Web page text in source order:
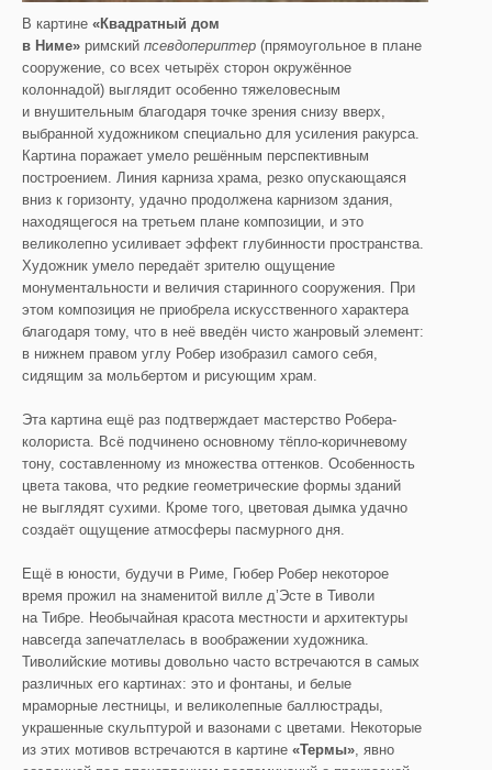
В картине «Квадратный дом
в Ниме» римский псевдопериптер (прямоугольное в плане
сооружение, со всех четырёх сторон окружённое
колоннадой) выглядит особенно тяжеловесным
и внушительным благодаря точке зрения снизу вверх,
выбранной художником специально для усиления ракурса.
Картина поражает умело решённым перспективным
построением. Линия карниза храма, резко опускающаяся
вниз к горизонту, удачно продолжена карнизом здания,
находящегося на третьем плане композиции, и это
великолепно усиливает эффект глубинности пространства.
Художник умело передаёт зрителю ощущение
монументальности и величия старинного сооружения. При
этом композиция не приобрела искусственного характера
благодаря тому, что в неё введён чисто жанровый элемент:
в нижнем правом углу Робер изобразил самого себя,
сидящим за мольбертом и рисующим храм.
Эта картина ещё раз подтверждает мастерство Робера-
колориста. Всё подчинено основному тёпло-коричневому
тону, составленному из множества оттенков. Особенность
цвета такова, что редкие геометрические формы зданий
не выглядят сухими. Кроме того, цветовая дымка удачно
создаёт ощущение атмосферы пасмурного дня.
Ещё в юности, будучи в Риме, Гюбер Робер некоторое
время прожил на знаменитой вилле д’Эсте в Тиволи
на Тибре. Необычайная красота местности и архитектуры
навсегда запечатлелась в воображении художника.
Тиволийские мотивы довольно часто встречаются в самых
различных его картинах: это и фонтаны, и белые
мраморные лестницы, и великолепные баллюстрады,
украшенные скульптурой и вазонами с цветами. Некоторые
из этих мотивов встречаются в картине «Термы», явно